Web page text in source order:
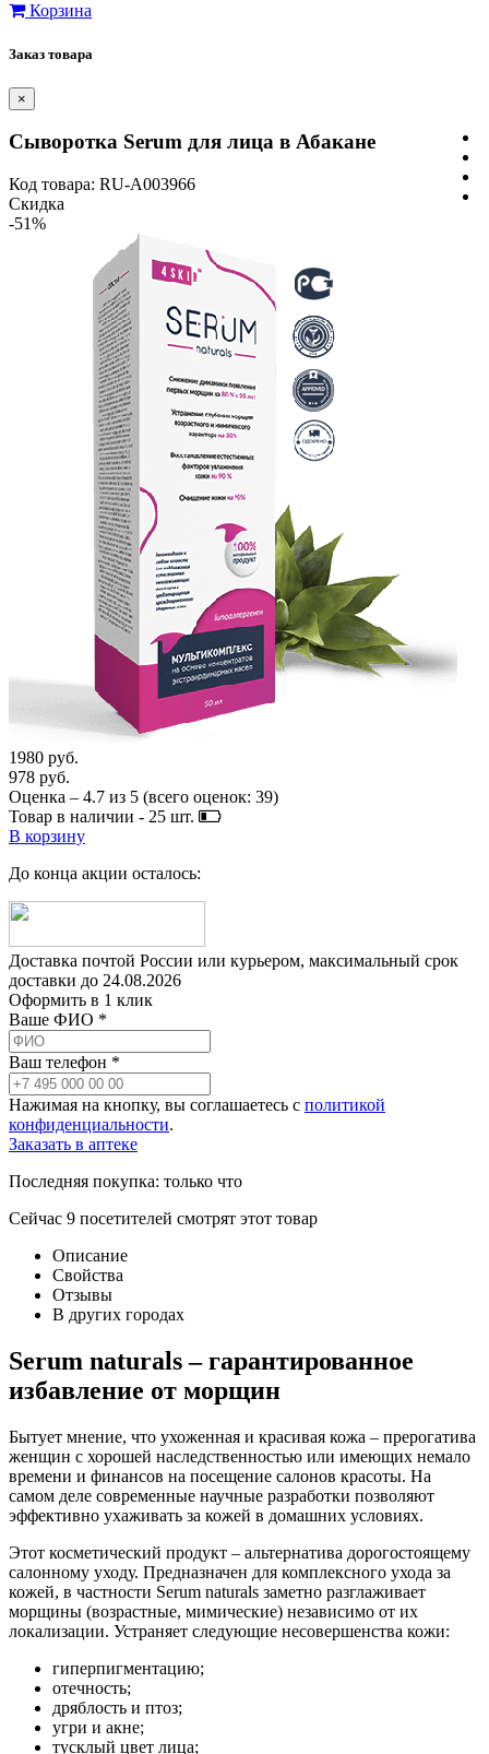
Корзина
Заказ товара
×
Сыворотка Serum для лица в Абакане
Код товара: RU-A003966
Скидка
-51%
1980 руб.
978 руб.
Оценка – 4.7 из 5 (всего оценок: 39)
Товар в наличии - 25 шт.
В корзину
До конца акции осталось:
Доставка почтой России или курьером, максимальный срок
доставки до 24.08.2026
Оформить в 1 клик
Ваше ФИО *
Ваш телефон *
Нажимая на кнопку, вы соглашаетесь с политикой
конфиденциальности.
Заказать в аптеке
Последняя покупка: только что
Сейчас 9 посетителей смотрят этот товар
Описание
Свойства
Отзывы
В других городах
Serum naturals – гарантированное
избавление от морщин
Бытует мнение, что ухоженная и красивая кожа – прерогатива
женщин с хорошей наследственностью или имеющих немало
времени и финансов на посещение салонов красоты. На
самом деле современные научные разработки позволяют
эффективно ухаживать за кожей в домашних условиях.
Этот косметический продукт – альтернатива дорогостоящему
салонному уходу. Предназначен для комплексного ухода за
кожей, в частности Serum naturals заметно разглаживает
морщины (возрастные, мимические) независимо от их
локализации. Устраняет следующие несовершенства кожи:
гиперпигментацию;
отечность;
дряблость и птоз;
угри и акне;
тусклый цвет лица;